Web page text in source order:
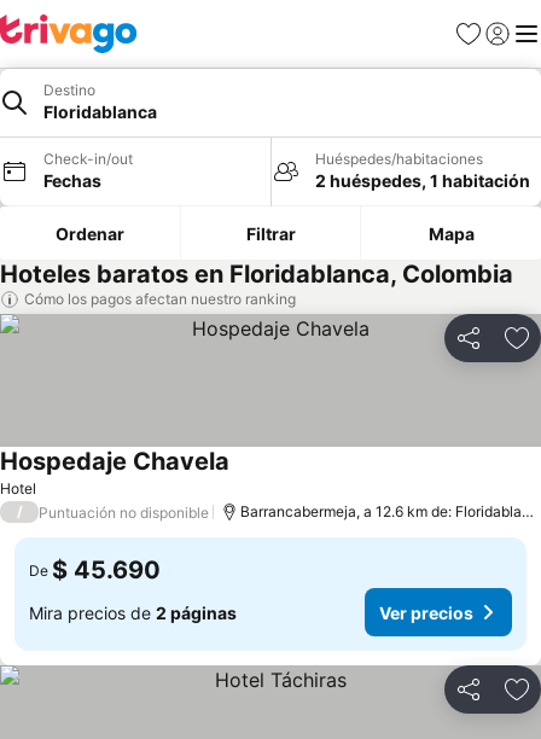
Favoritos
Iniciar
Destino
Floridablanca
Check-in/out
Fechas
Huéspedes/habitaciones
2 huéspedes, 1 habitación
Ordenar Filtrar Mapa
Hoteles baratos en Floridablanca, Colombia
Cómo los pagos afectan nuestro ranking
Compartir
Hotel
Hospedaje Chavela
/ Puntuación no disponible Barrancabermeja, a 12.6 km de: Floridablanca
De $ 45.690
Mira precios de 2 páginas Ver precios
Compartir